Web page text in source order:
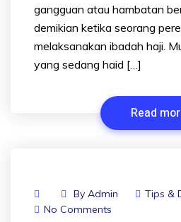
gangguan atau hambatan
demikian ketika seorang
melaksanakan ibadah haji.
yang sedang haid […]
Read
By Admin
Tips &
No Comments